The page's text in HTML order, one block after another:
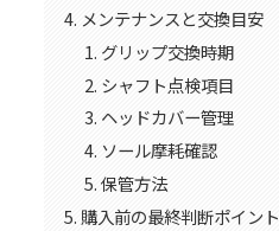
メンテナンスと交換目安
グリップ交換時期
シャフト点検項目
ヘッドカバー管理
ソール摩耗確認
保管方法
購入前の最終判断ポイント